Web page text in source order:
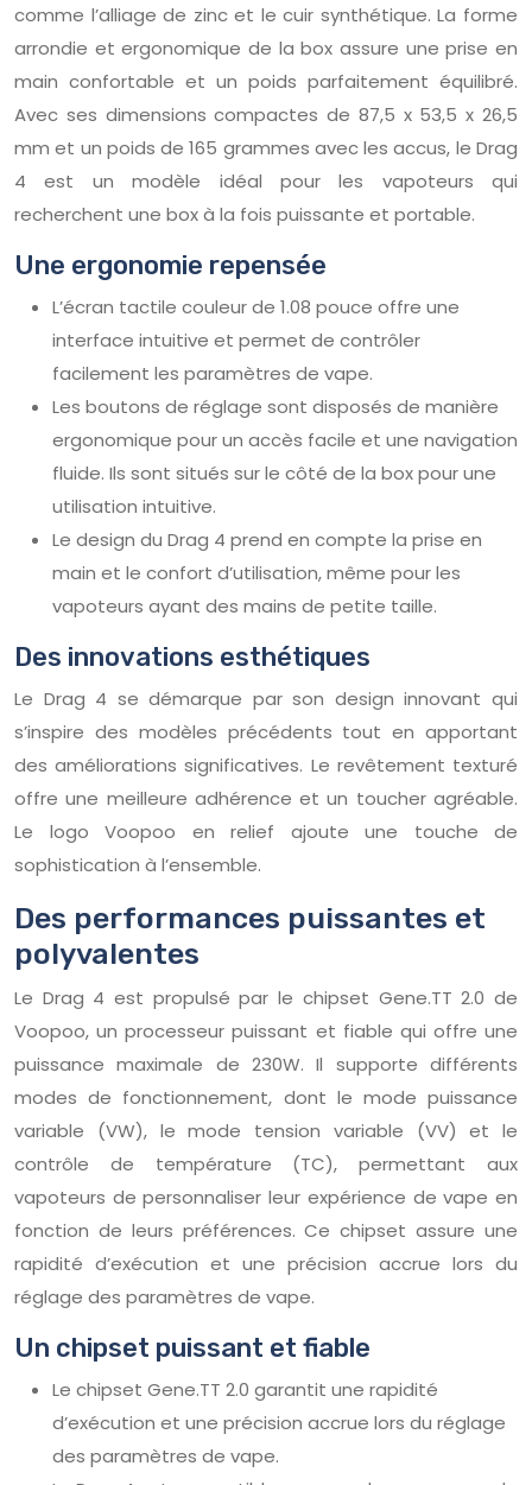
comme l’alliage de zinc et le cuir synthétique. La forme
arrondie et ergonomique de la box assure une prise en
main confortable et un poids parfaitement équilibré.
Avec ses dimensions compactes de 87,5 x 53,5 x 26,5
mm et un poids de 165 grammes avec les accus, le Drag
4 est un modèle idéal pour les vapoteurs qui
recherchent une box à la fois puissante et portable.
Une ergonomie repensée
L’écran tactile couleur de 1.08 pouce offre une
interface intuitive et permet de contrôler
facilement les paramètres de vape.
Les boutons de réglage sont disposés de manière
ergonomique pour un accès facile et une navigation
fluide. Ils sont situés sur le côté de la box pour une
utilisation intuitive.
Le design du Drag 4 prend en compte la prise en
main et le confort d’utilisation, même pour les
vapoteurs ayant des mains de petite taille.
Des innovations esthétiques
Le Drag 4 se démarque par son design innovant qui
s’inspire des modèles précédents tout en apportant
des améliorations significatives. Le revêtement texturé
offre une meilleure adhérence et un toucher agréable.
Le logo Voopoo en relief ajoute une touche de
sophistication à l’ensemble.
Des performances puissantes et
polyvalentes
Le Drag 4 est propulsé par le chipset Gene.TT 2.0 de
Voopoo, un processeur puissant et fiable qui offre une
puissance maximale de 230W. Il supporte différents
modes de fonctionnement, dont le mode puissance
variable (VW), le mode tension variable (VV) et le
contrôle de température (TC), permettant aux
vapoteurs de personnaliser leur expérience de vape en
fonction de leurs préférences. Ce chipset assure une
rapidité d’exécution et une précision accrue lors du
réglage des paramètres de vape.
Un chipset puissant et fiable
Le chipset Gene.TT 2.0 garantit une rapidité
d’exécution et une précision accrue lors du réglage
des paramètres de vape.